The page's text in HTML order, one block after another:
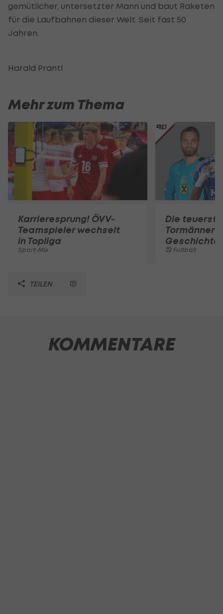
gemütlicher, untersetzter Mann und baut Raketen
für die Laufbahnen dieser Welt. Seit fast 50
Jahren.
Harald Prantl
Mehr zum Thema
Karrieresprung! ÖVV-
Teamspieler wechselt
in Topliga
Sport-Mix
Die
Tormänner
Geschichte
Fußball
TEILEN
KOMMENTARE